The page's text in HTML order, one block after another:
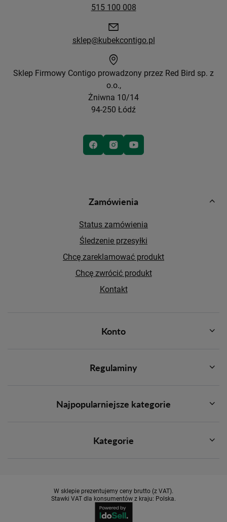
Zamówienia
Status zamówienia
Śledzenie przesyłki
Chcę zareklamować produkt
Chcę zwrócić produkt
Kontakt
Konto
Regulaminy
515 100 008
sklep@kubekcontigo.pl
Sklep Firmowy Contigo prowadzony przez Red Bird sp. z
o.o.,
Żniwna 10/14
94-250 Łódź
Najpopularniejsze kategorie
Kategorie
W sklepie prezentujemy ceny brutto (z VAT).
Stawki VAT dla konsumentów z kraju: Polska.